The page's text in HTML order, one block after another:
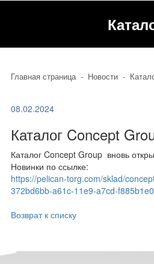
Главная страница - Новости -
08.02.2024
Каталог Concept
Каталог Concept Group вновь
Новинки по ссылке:
https://pelican-torg.com/sklad/
372bd6bb-a61c-11e9-a7cd-
Возврат к списку